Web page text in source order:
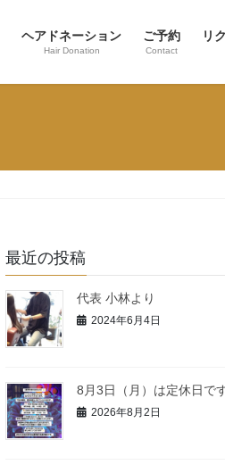
ヘアドネーション
Hair Donation
ご予約
Contact
リ
最近の投稿
代表 小林より
2024年6月4日
8月3日（月）は定休日です
2026年8月2日